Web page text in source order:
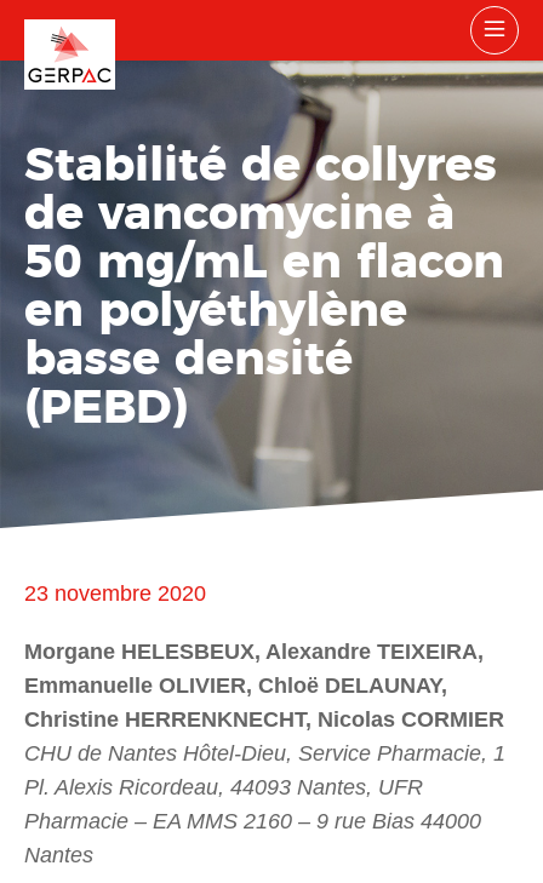
Stabilité de collyres
de vancomycine à
50 mg/mL en flacon
en polyéthylène
basse densité
(PEBD)
23 novembre 2020
Morgane HELESBEUX, Alexandre TEIXEIRA,
Emmanuelle OLIVIER, Chloë DELAUNAY,
Christine HERRENKNECHT, Nicolas CORMIER
CHU de Nantes Hôtel-Dieu, Service Pharmacie, 1
Pl. Alexis Ricordeau, 44093 Nantes, UFR
Pharmacie – EA MMS 2160 – 9 rue Bias 44000
Nantes